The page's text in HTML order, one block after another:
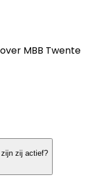
MBB Twente
zij actief?